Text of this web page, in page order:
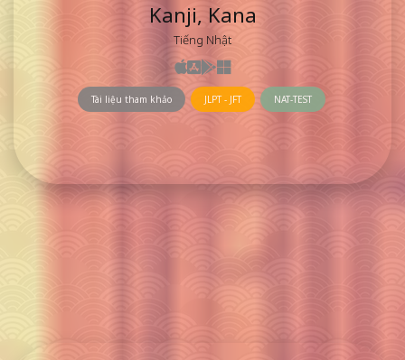
Kanji, Kana
Tiếng Nhật
Tài liệu tham khảo JLPT - JFT NAT-TEST